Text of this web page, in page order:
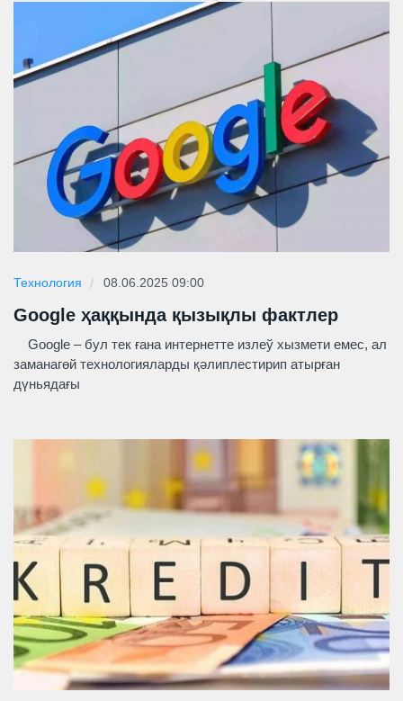
Технология 08.06.2025 09:00
Google ҳаққында қызықлы фактлер
Google – бул тек ғана интернетте излеў хызмети емес, ал
заманагөй технологияларды қәлиплестирип атырған
дүньядағы